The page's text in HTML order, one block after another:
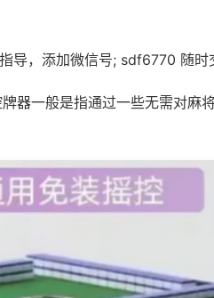
导，添加微信号; sdf6770 随时
器一般是指通过一些无需对麻